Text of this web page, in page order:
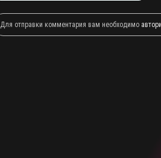
Для отправки комментария вам необходимо